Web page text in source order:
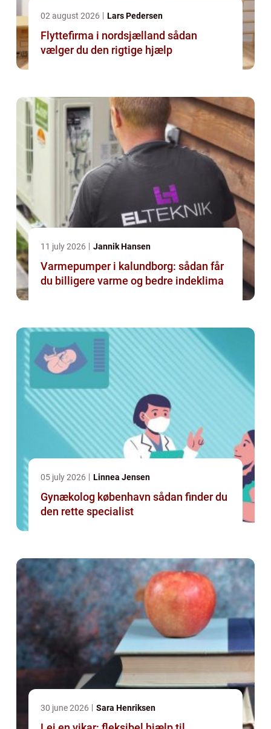
02 august 2026 Lars Pedersen
Flyttefirma i nordsjælland sådan
vælger du den rigtige hjælp
11 july 2026 Jannik Hansen
Varmepumper i kalundborg: sådan får
du billigere varme og bedre indeklima
05 july 2026 Linnea Jensen
Gynækolog københavn sådan finder du
den rette specialist
30 june 2026 Sara Henriksen